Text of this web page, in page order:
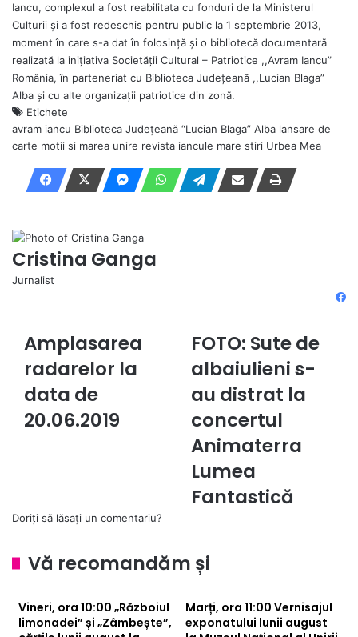
Iancu, complexul a fost reabilitata cu fonduri de la Ministerul
Culturii și a fost redeschis pentru public la 1 septembrie 2013,
moment în care s-a dat în folosință și o bibliotecă documentară
realizată la inițiativa Societății Cultural – Patriotice ,,Avram Iancu”
România, în parteneriat cu Biblioteca Județeană ,,Lucian Blaga”
Alba și cu alte organizații patriotice din zonă.
Etichete
avram iancu Biblioteca Judeţeană “Lucian Blaga” Alba lansare de
carte motii si marea unire revista iancule mare stiri Urbea Mea
Cristina Ganga
Jurnalist
Amplasarea
radarelor
la
data
de
20.06.2019
Amplasarea
radarelor la
data de
20.06.2019
FOTO:
de
albaiulieni
s-
au
distrat
la
concertul
Animaterra
Lumea
FOTO: Sute de
albaiulieni s-
au distrat la
concertul
Animaterra
Lumea
Fantastică
Doriți să lăsați un comentariu?
Vă recomandăm și
Vineri, ora 10:00 „Războiul
limonadei” și „Zâmbește”,
Marți, ora 11:00 Vernisajul
exponatului lunii august